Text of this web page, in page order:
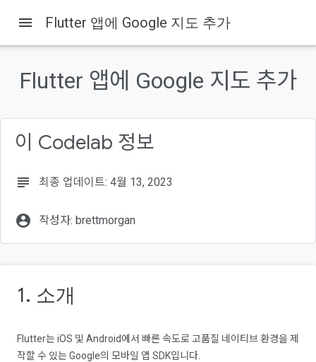
소개
빌드할 항목
과정 내용
Flutter 환경 설정
menu Flutter 앱에 Google 지도 추가
Flutter 앱에 Google 지도 추가
이 Codelab 정보
subject 최종 업데이트: 4월 13, 2023
account_circle 작성자: brettmorgan
1. 소개
Flutter는 iOS 및 Android에서 빠른 속도로 고품질 네이티브 환경을 제
작할 수 있는 Google의 모바일 앱 SDK입니다.